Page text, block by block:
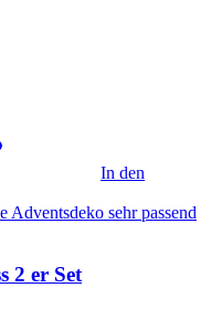
In den
2 er Set